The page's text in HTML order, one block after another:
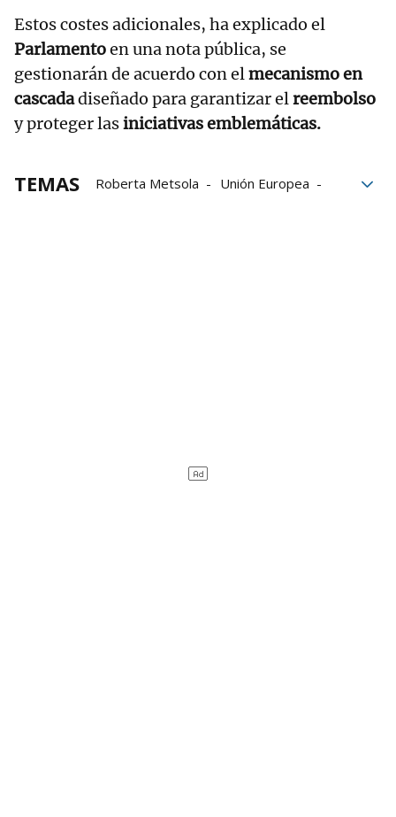
Estos costes adicionales, ha explicado el
Parlamentoen una nota pública, se
gestionarán de acuerdo con elmecanismo en
cascadadiseñado para garantizar elreembolso
y proteger lasiniciativas emblemáticas.
TEMAS Roberta Metsola
Unión Europea